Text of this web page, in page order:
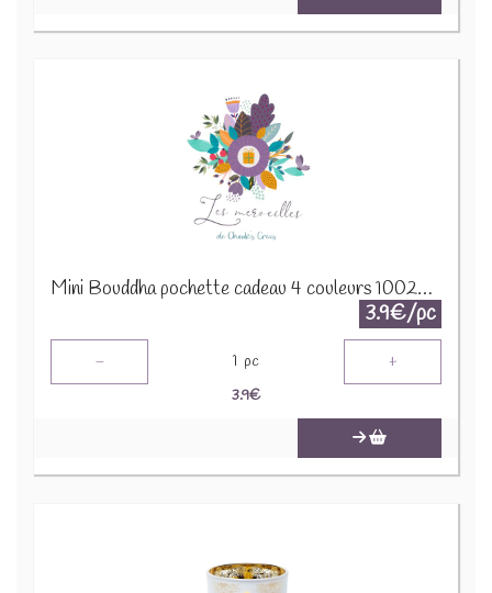
Mini Bouddha pochette cadeau 4 couleurs 10020100
3.9€/pc
- 1 pc +
3.9€